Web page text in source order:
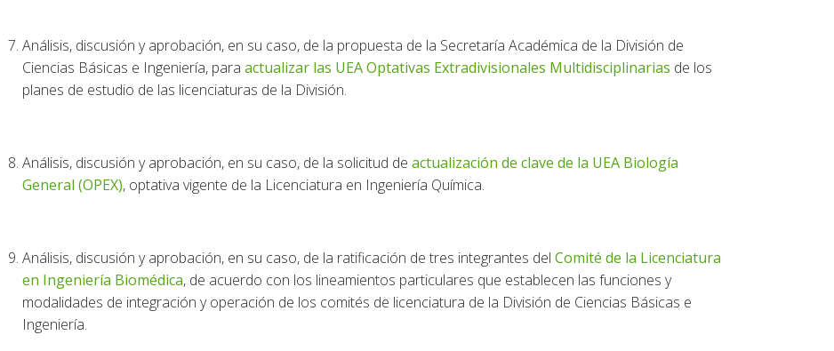
Análisis, discusión y aprobación, en su caso, de la propuesta de la Secretaría Académica de la División de
Ciencias Básicas e Ingeniería, para actualizar las UEA Optativas Extradivisionales Multidisciplinarias de los
planes de estudio de las licenciaturas de la División.
Análisis, discusión y aprobación, en su caso, de la solicitud de actualización de clave de la UEA Biología
General (OPEX), optativa vigente de la Licenciatura en Ingeniería Química.
Análisis, discusión y aprobación, en su caso, de la ratificación de tres integrantes del Comité de la Licenciatura
en Ingeniería Biomédica, de acuerdo con los lineamientos particulares que establecen las funciones y
modalidades de integración y operación de los comités de licenciatura de la División de Ciencias Básicas e
Ingeniería.